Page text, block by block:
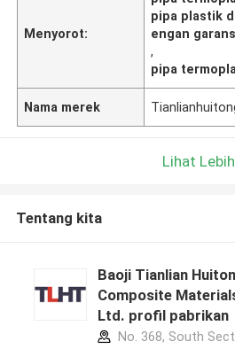
Menyorot:
pipa plastik
engan
,
pipa
Nama merek
Lihat Lebih
Tentang kita
Baoji Tianlian
Composite
Ltd. profil pabrikan
No. 368, South